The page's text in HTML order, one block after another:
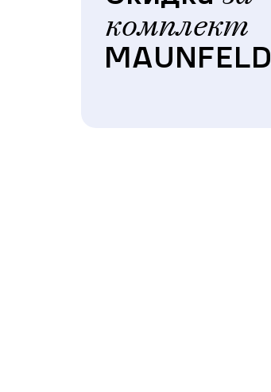
комплект
MAUNFELD